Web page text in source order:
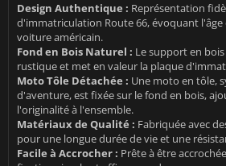
Design Authentique : Représentation
d'immatriculation Route 66, évoquant l'âge
voiture américain.
Fond en Bois Naturel : Le support en
rustique et met en valeur la plaque
Moto Tôle Détachée : Une moto en tôle,
d'aventure, est fixée sur le fond en bois,
l'originalité à l'ensemble.
Matériaux de Qualité : Fabriquée avec
pour une longue durée de vie et une
Facile à Accrocher : Prête à être